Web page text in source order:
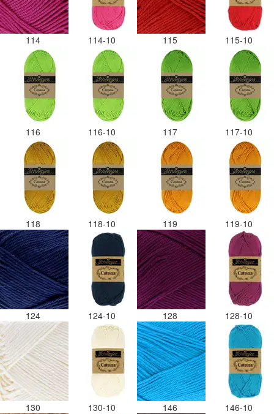
114 114-10 115 115-10
116 116-10 117 117-10
118 118-10 119 119-10
124 124-10 128 128-10
130 130-10 146 146-10